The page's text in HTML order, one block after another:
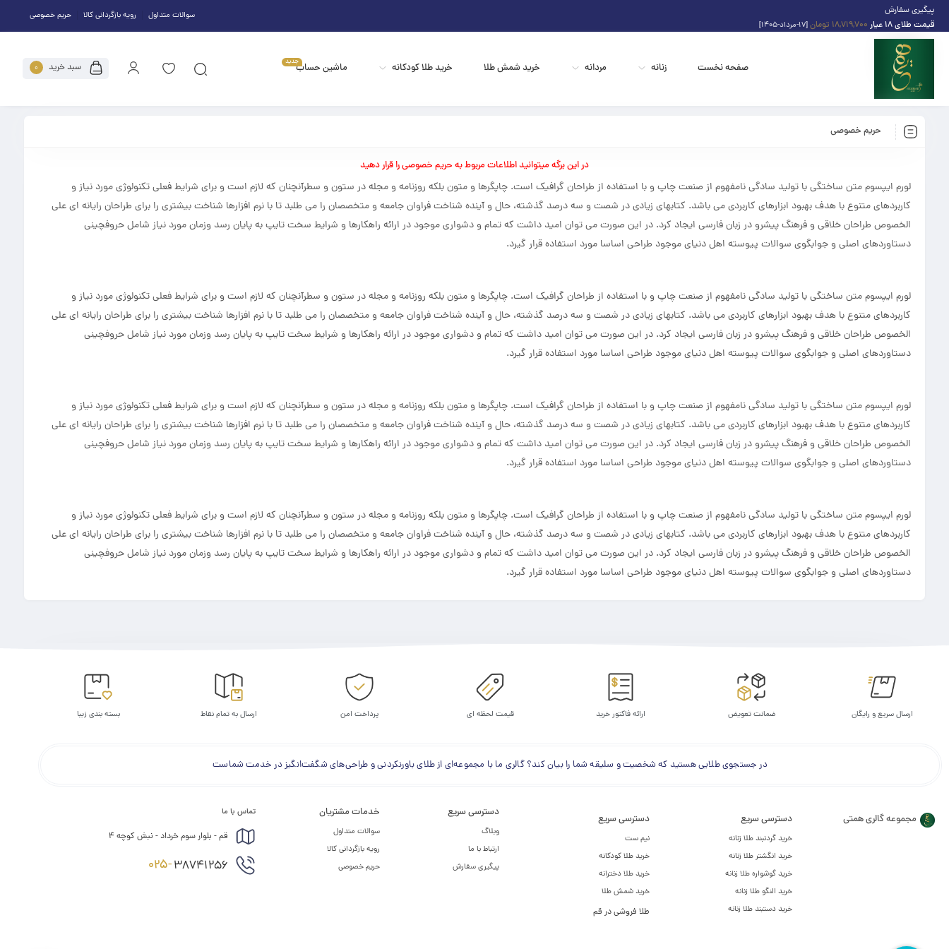
پیگیری سفارش
قیمت طلای 18 عیار
18,719,700 تومان [۱۷-مرداد-۱۴۰۵]
سوالات متداول رویه بازگردانی کالا حریم خصوصی
صفحه نخست زنانه مردانه خرید شمش طلا خرید طلا کودکانه ماشین حسابجدید سبد خرید 0
حریم خصوصی
در این برگه میتوانید اطلاعات مربوط به حریم خصوصی را قرار دهید
لورم ایپسوم متن ساختگی با تولید سادگی نامفهوم از صنعت چاپ و با استفاده از طراحان گرافیک است. چاپگرها و متون بلکه روزنامه و مجله در ستون و سطرآنچنان که لازم است و برای شرایط فعلی تکنولوژی مورد نیاز و
کاربردهای متنوع با هدف بهبود ابزارهای کاربردی می باشد. کتابهای زیادی در شصت و سه درصد گذشته، حال و آینده شناخت فراوان جامعه و متخصصان را می طلبد تا با نرم افزارها شناخت بیشتری را برای طراحان رایانه ای علی
الخصوص طراحان خلاقی و فرهنگ پیشرو در زبان فارسی ایجاد کرد. در این صورت می توان امید داشت که تمام و دشواری موجود در ارائه راهکارها و شرایط سخت تایپ به پایان رسد وزمان مورد نیاز شامل حروفچینی
دستاوردهای اصلی و جوابگوی سوالات پیوسته اهل دنیای موجود طراحی اساسا مورد استفاده قرار گیرد.
لورم ایپسوم متن ساختگی با تولید سادگی نامفهوم از صنعت چاپ و با استفاده از طراحان گرافیک است. چاپگرها و متون بلکه روزنامه و مجله در ستون و سطرآنچنان که لازم است و برای شرایط فعلی تکنولوژی مورد نیاز و
کاربردهای متنوع با هدف بهبود ابزارهای کاربردی می باشد. کتابهای زیادی در شصت و سه درصد گذشته، حال و آینده شناخت فراوان جامعه و متخصصان را می طلبد تا با نرم افزارها شناخت بیشتری را برای طراحان رایانه ای علی
الخصوص طراحان خلاقی و فرهنگ پیشرو در زبان فارسی ایجاد کرد. در این صورت می توان امید داشت که تمام و دشواری موجود در ارائه راهکارها و شرایط سخت تایپ به پایان رسد وزمان مورد نیاز شامل حروفچینی
دستاوردهای اصلی و جوابگوی سوالات پیوسته اهل دنیای موجود طراحی اساسا مورد استفاده قرار گیرد.
لورم ایپسوم متن ساختگی با تولید سادگی نامفهوم از صنعت چاپ و با استفاده از طراحان گرافیک است. چاپگرها و متون بلکه روزنامه و مجله در ستون و سطرآنچنان که لازم است و برای شرایط فعلی تکنولوژی مورد نیاز و
کاربردهای متنوع با هدف بهبود ابزارهای کاربردی می باشد. کتابهای زیادی در شصت و سه درصد گذشته، حال و آینده شناخت فراوان جامعه و متخصصان را می طلبد تا با نرم افزارها شناخت بیشتری را برای طراحان رایانه ای علی
الخصوص طراحان خلاقی و فرهنگ پیشرو در زبان فارسی ایجاد کرد. در این صورت می توان امید داشت که تمام و دشواری موجود در ارائه راهکارها و شرایط سخت تایپ به پایان رسد وزمان مورد نیاز شامل حروفچینی
دستاوردهای اصلی و جوابگوی سوالات پیوسته اهل دنیای موجود طراحی اساسا مورد استفاده قرار گیرد.
لورم ایپسوم متن ساختگی با تولید سادگی نامفهوم از صنعت چاپ و با استفاده از طراحان گرافیک است. چاپگرها و متون بلکه روزنامه و مجله در ستون و سطرآنچنان که لازم است و برای شرایط فعلی تکنولوژی مورد نیاز و
کاربردهای متنوع با هدف بهبود ابزارهای کاربردی می باشد. کتابهای زیادی در شصت و سه درصد گذشته، حال و آینده شناخت فراوان جامعه و متخصصان را می طلبد تا با نرم افزارها شناخت بیشتری را برای طراحان رایانه ای علی
الخصوص طراحان خلاقی و فرهنگ پیشرو در زبان فارسی ایجاد کرد. در این صورت می توان امید داشت که تمام و دشواری موجود در ارائه راهکارها و شرایط سخت تایپ به پایان رسد وزمان مورد نیاز شامل حروفچینی
دستاوردهای اصلی و جوابگوی سوالات پیوسته اهل دنیای موجود طراحی اساسا مورد استفاده قرار گیرد.
ارسال سریع و رایگان ضمانت تعویض ارائه فاکتور خرید قیمت لحظه ای پرداخت امن ارسال به تمام نقاط بسته بندی زیبا
در جستجوی طلایی هستید که شخصیت و سلیقه شما را بیان کند؟ گالری ما با مجموعه‌ای از طلای باورنکردنی و طراحی‌های شگفت‌انگیز در خدمت شماست
مجموعه گالری همتی دسترسی سریع
خرید گردنبند طلا زنانه
خرید انگشتر طلا زنانه
خرید گوشواره طلا زنانه
خرید النگو طلا زنانه
خرید دستبند طلا زنانه
دسترسی سریع
نیم ست
خرید طلا کودکانه
خرید طلا دخترانه
خرید شمش طلا
طلا فروشی در قم
دسترسی سریع
وبلاگ
ارتباط با ما
پیگیری سفارش
خدمات مشتریان
سوالات متداول
رویه بازگردانی کالا
حریم خصوصی
تماس با ما
قم - بلوار سوم خرداد - نبش کوچه ۴
025-38741256